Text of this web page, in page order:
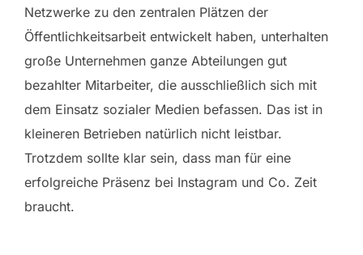
Netzwerke zu den zentralen Plätzen der
Öffentlichkeitsarbeit entwickelt haben, unterhalten
große Unternehmen ganze Abteilungen gut
bezahlter Mitarbeiter, die ausschließlich sich mit
dem Einsatz sozialer Medien befassen. Das ist in
kleineren Betrieben natürlich nicht leistbar.
Trotzdem sollte klar sein, dass man für eine
erfolgreiche Präsenz bei Instagram und Co. Zeit
braucht.